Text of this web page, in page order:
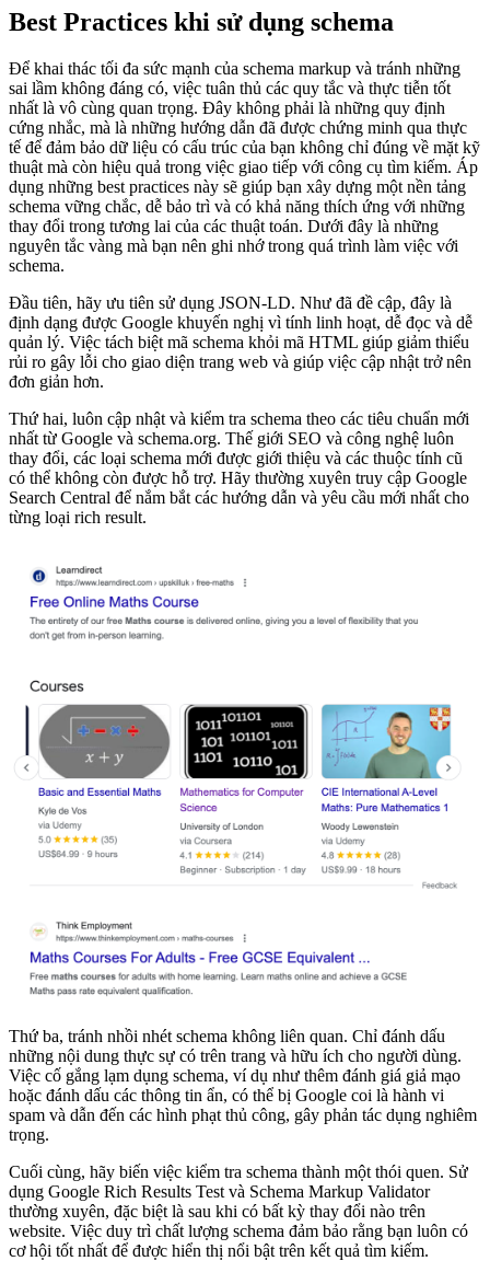
Best Practices khi sử dụng schema
Để khai thác tối đa sức mạnh của schema markup và tránh những
sai lầm không đáng có, việc tuân thủ các quy tắc và thực tiễn tốt
nhất là vô cùng quan trọng. Đây không phải là những quy định
cứng nhắc, mà là những hướng dẫn đã được chứng minh qua thực
tế để đảm bảo dữ liệu có cấu trúc của bạn không chỉ đúng về mặt kỹ
thuật mà còn hiệu quả trong việc giao tiếp với công cụ tìm kiếm. Áp
dụng những best practices này sẽ giúp bạn xây dựng một nền tảng
schema vững chắc, dễ bảo trì và có khả năng thích ứng với những
thay đổi trong tương lai của các thuật toán. Dưới đây là những
nguyên tắc vàng mà bạn nên ghi nhớ trong quá trình làm việc với
schema.
Đầu tiên, hãy ưu tiên sử dụng JSON-LD. Như đã đề cập, đây là
định dạng được Google khuyến nghị vì tính linh hoạt, dễ đọc và dễ
quản lý. Việc tách biệt mã schema khỏi mã HTML giúp giảm thiểu
rủi ro gây lỗi cho giao diện trang web và giúp việc cập nhật trở nên
đơn giản hơn.
Thứ hai, luôn cập nhật và kiểm tra schema theo các tiêu chuẩn mới
nhất từ Google và schema.org. Thế giới SEO và công nghệ luôn
thay đổi, các loại schema mới được giới thiệu và các thuộc tính cũ
có thể không còn được hỗ trợ. Hãy thường xuyên truy cập Google
Search Central để nắm bắt các hướng dẫn và yêu cầu mới nhất cho
từng loại rich result.
Thứ ba, tránh nhồi nhét schema không liên quan. Chỉ đánh dấu
những nội dung thực sự có trên trang và hữu ích cho người dùng.
Việc cố gắng lạm dụng schema, ví dụ như thêm đánh giá giả mạo
hoặc đánh dấu các thông tin ẩn, có thể bị Google coi là hành vi
spam và dẫn đến các hình phạt thủ công, gây phản tác dụng nghiêm
trọng.
Cuối cùng, hãy biến việc kiểm tra schema thành một thói quen. Sử
dụng Google Rich Results Test và Schema Markup Validator
thường xuyên, đặc biệt là sau khi có bất kỳ thay đổi nào trên
website. Việc duy trì chất lượng schema đảm bảo rằng bạn luôn có
cơ hội tốt nhất để được hiển thị nổi bật trên kết quả tìm kiếm.